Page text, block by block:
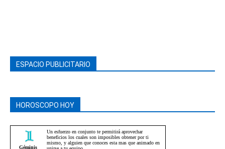
ESPACIO PUBLICITARIO
HOROSCOPO HOY